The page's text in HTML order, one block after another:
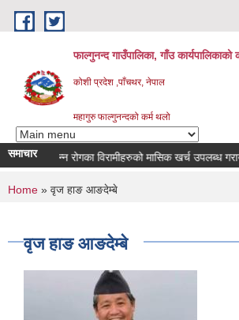
Skip to main content
फाल्गुनन्द गाउँपालिका, गाँउ कार्यपालिकाको
कोशी प्रदेश ,पाँचथर, नेपाल
महागुरु फाल्गुनन्दको कर्म थलो
समाचारविभिन्न रोगका विरामीहरुको मासिक खर्च उपलब्ध
You are here
Home » वृज हाङ आङदेम्बे
वृज हाङ आङदेम्बे